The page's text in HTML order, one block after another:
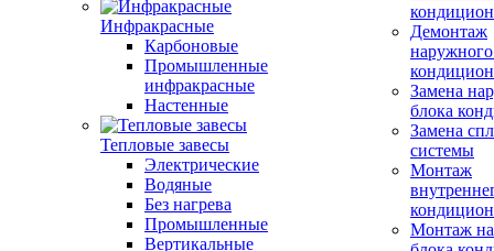
Инфракрасные
Карбоновые
Промышленные
инфракрасные
Настенные
Тепловые завесы
Электрические
Водяные
Без нагрева
Промышленные
Вертикальные
Демонтаж
Замена
блока
Замена
системы
Монтаж
Монтаж